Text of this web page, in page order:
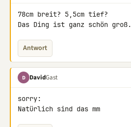
78cm breit? 5,5cm tief?
Das Ding ist ganz schön groß.
Antwort
D DavidGast
sorry:
Natürlich sind das mm